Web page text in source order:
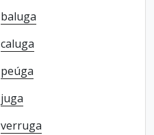
baluga
caluga
peúga
juga
verruga